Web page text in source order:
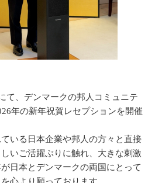
て、デンマークの邦人コミュニテ
年の新年祝賀レセプションを開催
いる日本企業や邦人の方々と直接
いご活躍ぶりに触れ、大きな刺激
日本とデンマークの両国にとって